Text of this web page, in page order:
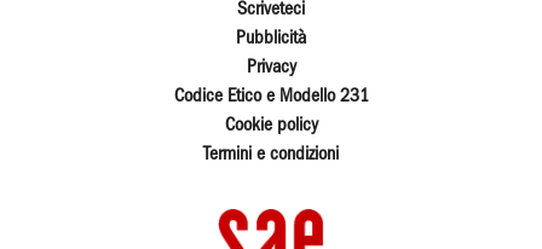
Scriveteci
Pubblicità
Privacy
Codice Etico e Modello 231
Cookie policy
Termini e condizioni